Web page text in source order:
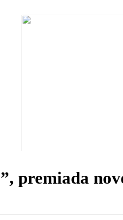
premiada